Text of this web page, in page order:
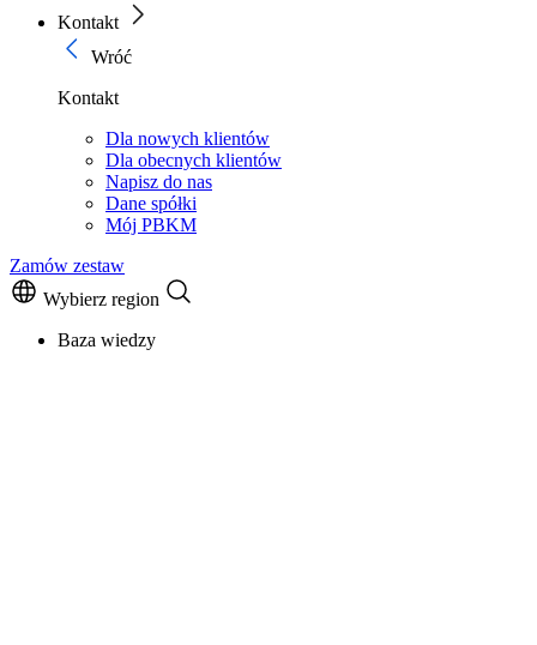
Kontakt
Wróć
Kontakt
Dla nowych klientów
Dla obecnych klientów
Napisz do nas
Dane spółki
Mój PBKM
Zamów zestaw
Wybierz region
Baza wiedzy